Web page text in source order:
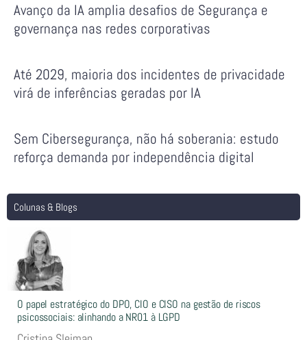
Avanço da IA amplia desafios de Segurança e
governança nas redes corporativas
Até 2029, maioria dos incidentes de privacidade
virá de inferências geradas por IA
Sem Cibersegurança, não há soberania: estudo
reforça demanda por independência digital
Colunas & Blogs
O papel estratégico do DPO, CIO e CISO na gestão de riscos
psicossociais: alinhando a NR01 à LGPD